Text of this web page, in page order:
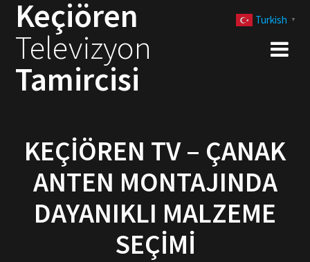
Keçiören
Televizyon
Tamircisi
KEÇIÖREN TV – ÇANAK
ANTEN MONTAJINDA
DAYANIKLI MALZEME
SEÇIMI
Turkish ▼